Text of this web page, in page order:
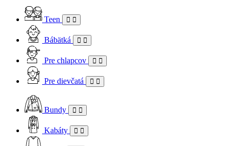
Teen
Bábätká
Pre chlapcov
Pre dievčatá
Bundy
Kabáty